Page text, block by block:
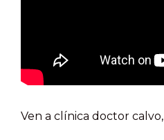
Ven a clínica doctor calvo,